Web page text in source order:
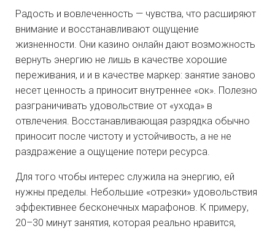
Радость и вовлеченность — чувства, что расширяют
внимание и восстанавливают ощущение
жизненности. Они казино онлайн дают возможность
вернуть энергию не лишь в качестве хорошие
переживания, и и в качестве маркер: занятие заново
несет ценность а приносит внутреннее «ок». Полезно
разграничивать удовольствие от «ухода» в
отвлечения. Восстанавливающая разрядка обычно
приносит после чистоту и устойчивость, а не не
раздражение а ощущение потери ресурса.
Для того чтобы интерес служила на энергию, ей
нужны пределы. Небольшие «отрезки» удовольствия
эффективнее бесконечных марафонов. К примеру,
20–30 минут занятия, которая реально нравится,